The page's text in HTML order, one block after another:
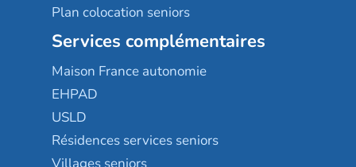
Plan colocation seniors
Services complémentaires
Maison France autonomie
EHPAD
USLD
Résidences services seniors